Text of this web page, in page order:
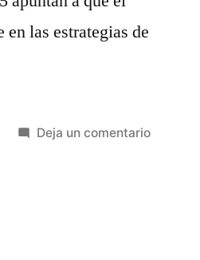
las estrategias de
Deja un comentarioen